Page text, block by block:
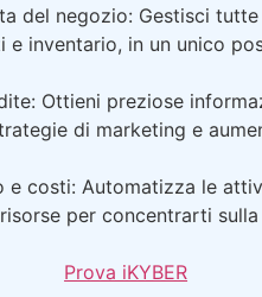
del negozio: Gestisci
e inventario, in un unico
Ottieni preziose
di marketing e
e costi: Automatizza le
per concentrarti
Prova iKYBER